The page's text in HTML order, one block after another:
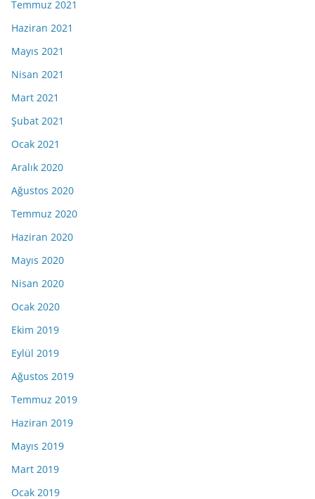
Temmuz 2021
Haziran 2021
Mayıs 2021
Nisan 2021
Mart 2021
Şubat 2021
Ocak 2021
Aralık 2020
Ağustos 2020
Temmuz 2020
Haziran 2020
Mayıs 2020
Nisan 2020
Ocak 2020
Ekim 2019
Eylül 2019
Ağustos 2019
Temmuz 2019
Haziran 2019
Mayıs 2019
Mart 2019
Ocak 2019